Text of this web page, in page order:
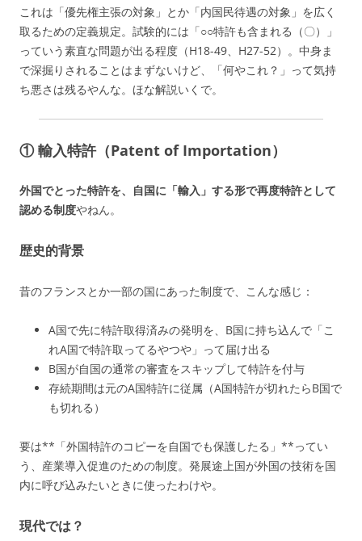
これは「優先権主張の対象」とか「内国民待遇の対象」を広く
取るための定義規定。試験的には「○○特許も含まれる（〇）」
っていう素直な問題が出る程度（H18-49、H27-52）。中身ま
で深掘りされることはまずないけど、「何やこれ？」って気持
ち悪さは残るやんな。ほな解説いくで。
① 輸入特許（Patent of Importation）
外国でとった特許を、自国に「輸入」する形で再度特許として
認める制度やねん。
歴史的背景
昔のフランスとか一部の国にあった制度で、こんな感じ：
A国で先に特許取得済みの発明を、B国に持ち込んで「こ
れA国で特許取ってるやつや」って届け出る
B国が自国の通常の審査をスキップして特許を付与
存続期間は元のA国特許に従属（A国特許が切れたらB国で
も切れる）
要は**「外国特許のコピーを自国でも保護したる」**ってい
う、産業導入促進のための制度。発展途上国が外国の技術を国
内に呼び込みたいときに使ったわけや。
現代では？